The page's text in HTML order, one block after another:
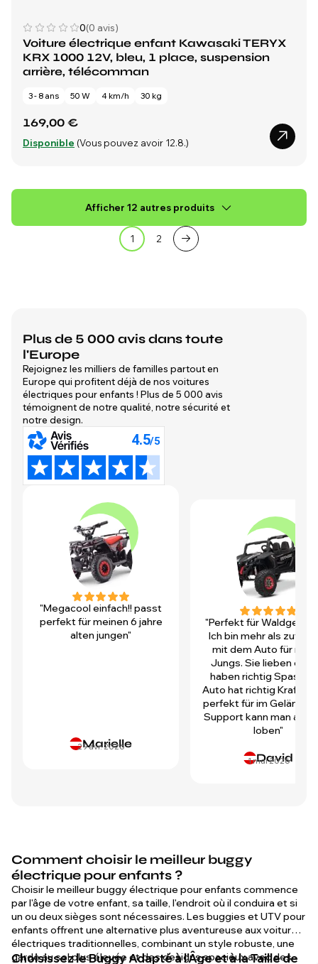
0(0 avis)
Voiture électrique enfant Kawasaki TERYX
KRX 1000 12V, bleu, 1 place, suspension
arrière, télécomman
3 - 8 ans 50 W 4 km/h 30 kg
169,00 €
Disponible (Vous pouvez avoir 12.8.)
Afficher 12 autres produits
1 2
Plus de 5 000 avis dans toute
l'Europe
Rejoignez les milliers de familles partout en
Europe qui profitent déjà de nos voitures
électriques pour enfants ! Plus de 5 000 avis
témoignent de notre qualité, notre sécurité et
notre design.
"Megacool einfach!! passt
perfekt für meinen 6 jahre
alten jungen"
Marielle
29 avr. 2026
"Perfekt für
Ich bin mehr als
mit dem Auto für
Jungs. Sie lieben es
haben richtig Spass!
Auto hat richtig Kraft
perfekt für im Gelände.
Support kann man auch
loben"
David
1 mai 2026
Comment choisir le meilleur buggy
électrique pour enfants ?
Choisir le meilleur buggy électrique pour enfants commence
par l'âge de votre enfant, sa taille, l'endroit où il conduira et si
un ou deux sièges sont nécessaires. Les buggies et UTV pour
enfants offrent une alternative plus aventureuse aux voitures
électriques traditionnelles, combinant un style robuste, une
garde au sol plus élevée et des designs spacieux avec des
Choisissez le Buggy Adapté à l'Âge et à la Taille de